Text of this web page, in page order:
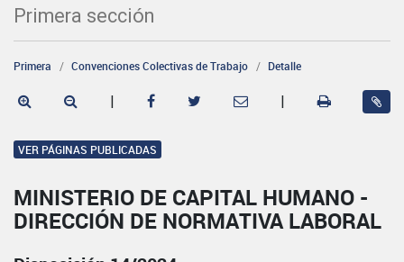
Primera sección
Primera Convenciones Colectivas de Trabajo Detalle
| |
VER PÁGINAS PUBLICADAS
MINISTERIO DE CAPITAL HUMANO -
DIRECCIÓN DE NORMATIVA LABORAL